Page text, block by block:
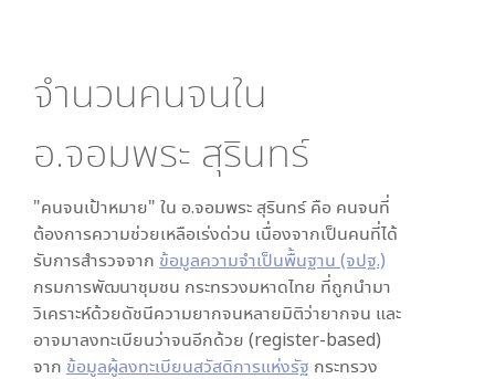
จำนวนคนจนใน
อ.จอมพระ สุรินทร์
"คนจนเป้าหมาย" ใน อ.จอมพระ สุรินทร์คือ คนจนที่
ต้องการความช่วยเหลือเร่งด่วน เนื่องจากเป็นคนที่ได้
รับการสำรวจจาก ข้อมูลความจำเป็นพื้นฐาน (จปฐ.)
กรมการพัฒนาชุมชน กระทรวงมหาดไทย ที่ถูกนำมา
วิเคราะห์ด้วยดัชนีความยากจนหลายมิติว่ายากจน และ
อาจมาลงทะเบียนว่าจนอีกด้วย (register-based)
จาก ข้อมูลผู้ลงทะเบียนสวัสดิการแห่งรัฐ กระทรวง